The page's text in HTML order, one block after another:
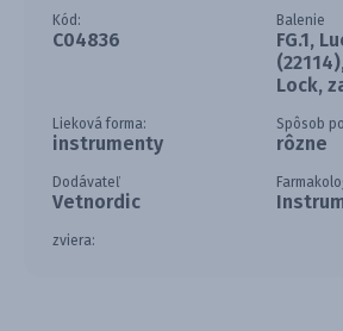
Kód:
C04836
Balenie
FG.1,
Lock,
Lieková forma:
instrumenty
Spôsob
rôzne
Dodávateľ
Vetnordic
zviera: